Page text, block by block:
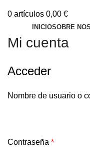
0 artículos 0,00 €
INICIOSOBRE
Mi cuenta
Acceder
Nombre de usuario o
Contraseña *